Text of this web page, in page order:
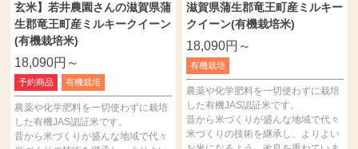
玄米】若井農園さんの滋賀県蒲
生郡竜王町産ミルキークイーン
(有機栽培米)
18,090円～
予約商品 有機栽培
農薬や化学肥料を一切使わずに栽培
した有機JAS認証米です。
昔から米づくりが盛んな地域で代々
滋賀県蒲生郡竜王町産ミルキー
クイーン(有機栽培米)
18,090円～
有機栽培
農薬や化学肥料を一切使わずに栽培
した有機JAS認証米です。
昔から米づくりが盛んな地域で代々
米づくりの技術を継承し、よりよい